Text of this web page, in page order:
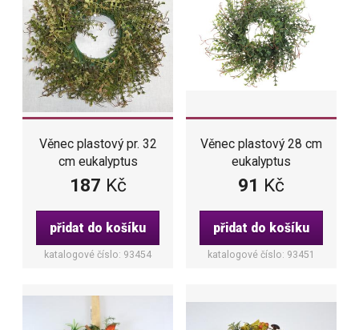
Věnec plastový pr. 32
cm eukalyptus
187 Kč
přidat do košíku
katalogové číslo: 93454
Věnec plastový 28 cm
eukalyptus
91 Kč
přidat do košíku
katalogové číslo: 93451